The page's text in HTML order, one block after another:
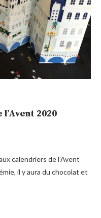
2020
calendriers de l’Avent
il y aura du chocolat et